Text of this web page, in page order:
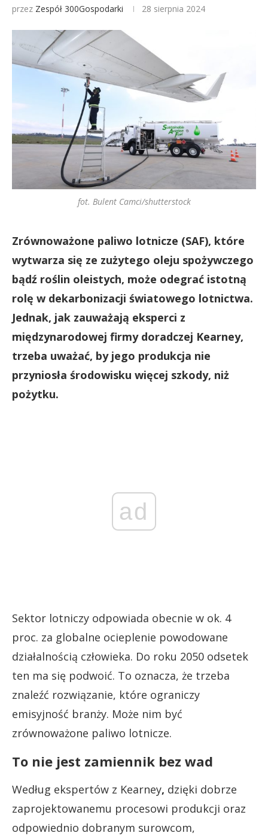
przez Zespół 300Gospodarki 28 sierpnia 2024
fot. Bulent Camci/shutterstock
Zrównoważone paliwo lotnicze (SAF), które
wytwarza się ze zużytego oleju spożywczego
bądź roślin oleistych, może odegrać istotną
rolę w dekarbonizacji światowego lotnictwa.
Jednak, jak zauważają eksperci z
międzynarodowej firmy doradczej Kearney,
trzeba uważać, by jego produkcja nie
przyniosła środowisku więcej szkody, niż
pożytku.
ad
Sektor lotniczy odpowiada obecnie w ok. 4
proc. za globalne ocieplenie powodowane
działalnością człowieka. Do roku 2050 odsetek
ten ma się podwoić. To oznacza, że trzeba
znaleźć rozwiązanie, które ograniczy
emisyjność branży. Może nim być
zrównoważone paliwo lotnicze.
To nie jest zamiennik bez wad
Według ekspertów z Kearney, dzięki dobrze
zaprojektowanemu procesowi produkcji oraz
odpowiednio dobranym surowcom,